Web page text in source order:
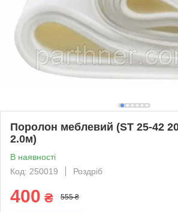
Поролон меблевий (ST 25-42
2.0м)
В наявності
Код: 250019
Роздріб
400 ₴ 555 ₴